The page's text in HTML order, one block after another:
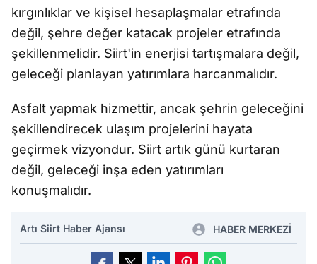
kırgınlıklar ve kişisel hesaplaşmalar etrafında
değil, şehre değer katacak projeler etrafında
şekillenmelidir. Siirt'in enerjisi tartışmalara değil,
geleceği planlayan yatırımlara harcanmalıdır.
Asfalt yapmak hizmettir, ancak şehrin geleceğini
şekillendirecek ulaşım projelerini hayata
geçirmek vizyondur. Siirt artık günü kurtaran
değil, geleceği inşa eden yatırımları
konuşmalıdır.
Artı Siirt Haber Ajansı HABER MERKEZİ